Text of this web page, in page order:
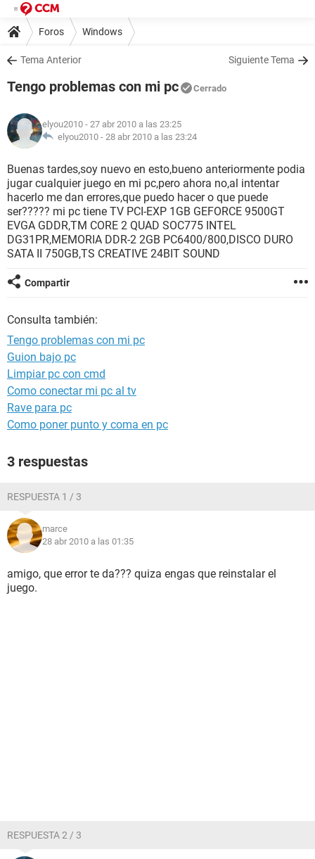
Foros Windows
Tema Anterior Siguiente Tema
Tengo problemas con mi pc Cerrado
elyou2010 - 27 abr 2010 a las 23:25
elyou2010 - 28 abr 2010 a las 23:24
Buenas tardes,soy nuevo en esto,bueno anteriormente podia
jugar cualquier juego en mi pc,pero ahora no,al intentar
hacerlo me dan errores,que puedo hacer o que puede
ser????? mi pc tiene TV PCI-EXP 1GB GEFORCE 9500GT
EVGA GDDR,TM CORE 2 QUAD SOC775 INTEL
DG31PR,MEMORIA DDR-2 2GB PC6400/800,DISCO DURO
SATA II 750GB,TS CREATIVE 24BIT SOUND
Compartir
Consulta también:
Tengo problemas con mi pc
Guion bajo pc
Limpiar pc con cmd
Como conectar mi pc al tv
Rave para pc
Como poner punto y coma en pc
3 respuestas
RESPUESTA 1 / 3
marce
28 abr 2010 a las 01:35
amigo, que error te da??? quiza engas que reinstalar el
juego.
RESPUESTA 2 / 3